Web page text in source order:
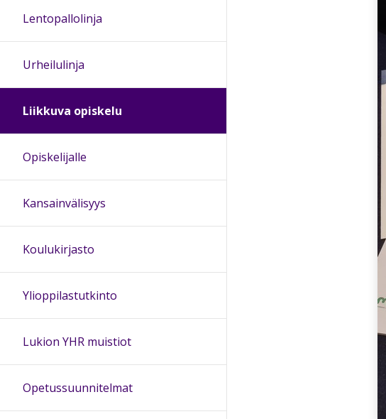
Lentopallolinja
Urheilulinja
Liikkuva opiskelu
Opiskelijalle
Kansainvälisyys
Koulukirjasto
Ylioppilastutkinto
Lukion YHR muistiot
Opetussuunnitelmat